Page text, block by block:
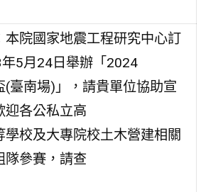
本院國家地震工程研究中心訂
5月24日舉辦「2024
(臺南場)」，請貴單位協助宣
迎各公私立高
學校及大專院校土木營建相關
隊參賽，請查